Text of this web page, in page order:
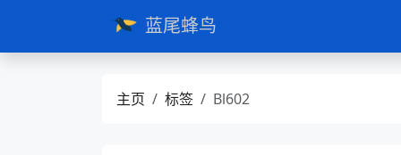
蓝尾蜂鸟
主页 标签 Bl602